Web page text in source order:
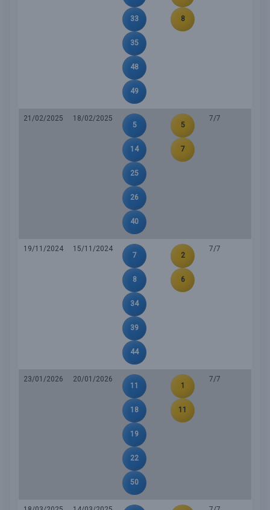
33
35
48
49
8
21/02/2025
18/02/2025
5
14
25
26
40
5
7
7/7
19/11/2024
15/11/2024
7
8
34
39
44
2
6
7/7
23/01/2026
20/01/2026
11
18
19
22
50
1
11
7/7